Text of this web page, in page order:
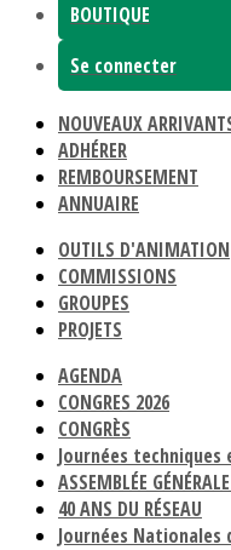
BOUTIQUE
Se connecter
NOUVEAUX
ADHÉRER
REMBOURSEMENT
ANNUAIRE
OUTILS D'ANIMATION
COMMISSIONS
GROUPES
PROJETS
AGENDA
CONGRES 2026
CONGRÈS
Journées
ASSEMBLÉE
40 ANS DU RÉSEAU
Journées Nationales